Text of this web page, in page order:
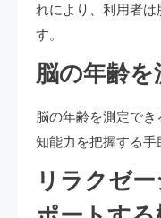
れにより、利用者
す。
脳の年齢を
脳の年齢を測定で
知能力を把握する手
リラクゼ